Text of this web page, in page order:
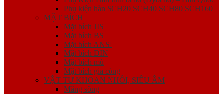
Phụ kiện hàn SCH20 SCH40 SCH80 SCH160
MẶT BÍCH
Mặt bích JIS
Mặt bích BS
Mặt bích ANSI
Mặt bích DIN
Mặt bích mù
Mặt bích gia công
VẬT TƯ KHOAN NHỒI, SIÊU ÂM
Măng sông